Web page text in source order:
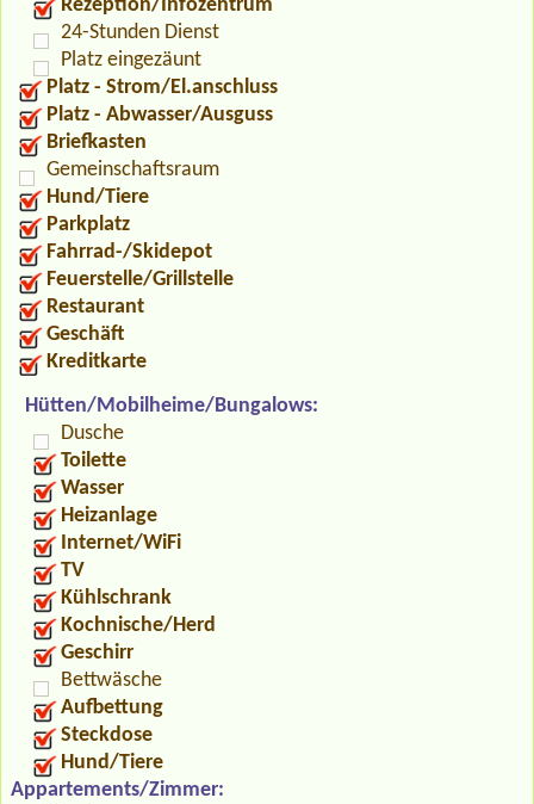
Rezeption/Infozentrum
24-Stunden Dienst
Platz eingezäunt
Platz - Strom/El.anschluss
Platz - Abwasser/Ausguss
Briefkasten
Gemeinschaftsraum
Hund/Tiere
Parkplatz
Fahrrad-/Skidepot
Feuerstelle/Grillstelle
Restaurant
Geschäft
Kreditkarte
Hütten/Mobilheime/Bungalows:
Dusche
Toilette
Wasser
Heizanlage
Internet/WiFi
TV
Kühlschrank
Kochnische/Herd
Geschirr
Bettwäsche
Aufbettung
Steckdose
Hund/Tiere
Appartements/Zimmer: